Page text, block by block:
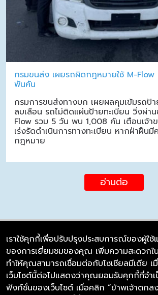
กรมขนส่ง เผยรถผิดกฎหมายใช้ M-Flow
พันคัน
กรมการขนส่งทางบก เผยผลคุมเข้มรถป้
ลบเลือน รถไม่ติดแผ่นป้ายทะเบียน วิ่งผ่า
Flow รวม 5 วัน พบ 1,008 คัน เตือนเจ้า
เร่งรัดดำเนินการทางทะเบียน หากฝ่าฝืน
กฎหมาย
อ่านต่อ
บริษัท ซิมลิงค์ จำกัด
98/226 Bangrakyai-Baanmai Road,
Bangyai, Nonthaburi 11140
เราใช้คุกกี้เพื่อปรับปรุงประสบการณ์ของผู้ใช้
ของการเยี่ยมชมของคุณ เพิ่มความสะดวกใ
ทำให้คุณสามารถเชื่อมต่อกับโซเชียลมีเดีย
เว็บไซต์นี้ต่อไปแสดงว่าคุณยอมรับคุกกี้ที่จำเ
ฟังก์ชั่นของเว็บไซต์ เมื่อคลิก “ข้าพเจ้าตก